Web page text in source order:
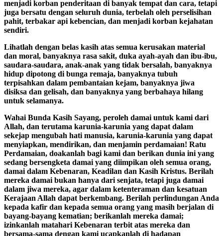
menjadi korban penderitaan di banyak tempat dan cara, tetapi
juga bersatu dengan seluruh dunia, terbelah oleh perselisihan
pahit, terbakar api kebencian, dan menjadi korban kejahatan
sendiri.
Lihatlah dengan belas kasih atas semua kerusakan material
dan moral, banyaknya rasa sakit, duka ayah-ayah dan ibu-ibu,
saudara-saudara, anak-anak yang tidak bersalah, banyaknya
hidup dipotong di bunga remaja, banyaknya tubuh
terpisahkan dalam pembantaian kejam, banyaknya jiwa
disiksa dan gelisah, dan banyaknya yang berbahaya hilang
untuk selamanya.
Wahai Bunda Kasih Sayang, peroleh damai untuk kami dari
Allah, dan terutama karunia-karunia yang dapat dalam
sekejap mengubah hati manusia, karunia-karunia yang dapat
menyiapkan, mendirikan, dan menjamin perdamaian! Ratu
Perdamaian, doakanlah bagi kami dan berikan dunia ini yang
sedang bersengketa damai yang diimpikan oleh semua orang,
damai dalam Kebenaran, Keadilan dan Kasih Kristus. Berilah
mereka damai bukan hanya dari senjata, tetapi juga damai
dalam jiwa mereka, agar dalam ketenteraman dan kesatuan
Kerajaan Allah dapat berkembang. Berilah perlindungan Anda
kepada kafir dan kepada semua orang yang masih berjalan di
bayang-bayang kematian; berikanlah mereka damai;
izinkanlah matahari Kebenaran terbit atas mereka dan
bersama-sama dengan kami ucapkanlah di hadapan